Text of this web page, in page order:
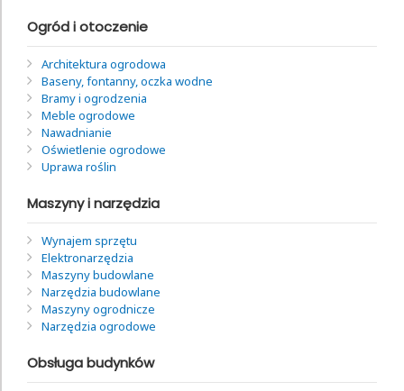
Ogród i otoczenie
Architektura ogrodowa
Baseny, fontanny, oczka wodne
Bramy i ogrodzenia
Meble ogrodowe
Nawadnianie
Oświetlenie ogrodowe
Uprawa roślin
Maszyny i narzędzia
Wynajem sprzętu
Elektronarzędzia
Maszyny budowlane
Narzędzia budowlane
Maszyny ogrodnicze
Narzędzia ogrodowe
Obsługa budynków